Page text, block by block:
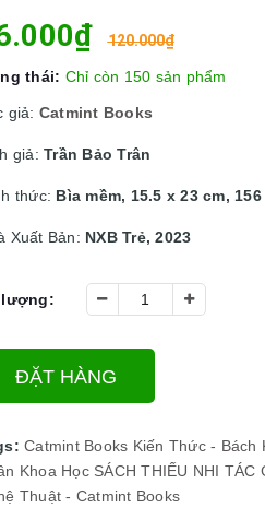
120.000₫
thái: Chỉ còn 150 sản phẩm
giả: Catmint Books
giả: Trần Bảo Trân
thức: Bìa mềm, 15.5 x 23 cm,
Xuất Bản: NXB Trẻ, 2023
lượng:
ĐẶT HÀNG
Catmint Books Kiến Thức - Bách
Khoa Học SÁCH THIẾU NHI TÁC
Thuật - Catmint Books